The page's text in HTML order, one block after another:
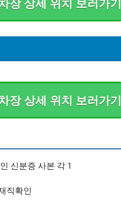
장 상세 위치 보러가기
신분증 사본 각 1
직확인